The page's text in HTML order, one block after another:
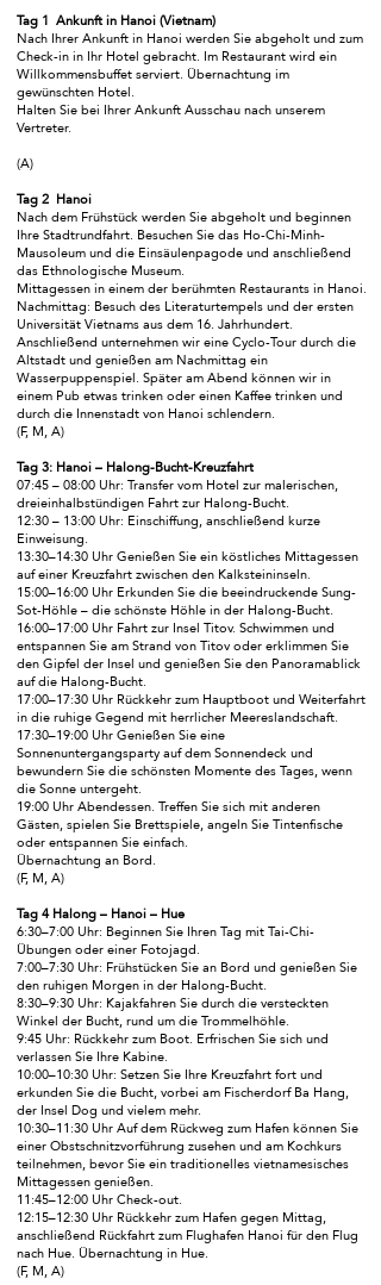
Tag 1 Ankunft in Hanoi (Vietnam)
Nach Ihrer Ankunft in Hanoi werden Sie abgeholt und zum
Check-in in Ihr Hotel gebracht. Im Restaurant wird ein
Willkommensbuffet serviert. Übernachtung im
gewünschten Hotel.
Halten Sie bei Ihrer Ankunft Ausschau nach unserem
Vertreter.
(A)
Tag 2 Hanoi
Nach dem Frühstück werden Sie abgeholt und beginnen
Ihre Stadtrundfahrt. Besuchen Sie das Ho-Chi-Minh-
Mausoleum und die Einsäulenpagode und anschließend
das Ethnologische Museum.
Mittagessen in einem der berühmten Restaurants in Hanoi.
Nachmittag: Besuch des Literaturtempels und der ersten
Universität Vietnams aus dem 16. Jahrhundert.
Anschließend unternehmen wir eine Cyclo-Tour durch die
Altstadt und genießen am Nachmittag ein
Wasserpuppenspiel. Später am Abend können wir in
einem Pub etwas trinken oder einen Kaffee trinken und
durch die Innenstadt von Hanoi schlendern.
(F, M, A)
Tag 3: Hanoi – Halong-Bucht-Kreuzfahrt
07:45 – 08:00 Uhr: Transfer vom Hotel zur malerischen,
dreieinhalbstündigen Fahrt zur Halong-Bucht.
12:30 – 13:00 Uhr: Einschiffung, anschließend kurze
Einweisung.
13:30–14:30 Uhr Genießen Sie ein köstliches Mittagessen
auf einer Kreuzfahrt zwischen den Kalksteininseln.
15:00–16:00 Uhr Erkunden Sie die beeindruckende Sung-
Sot-Höhle – die schönste Höhle in der Halong-Bucht.
16:00–17:00 Uhr Fahrt zur Insel Titov. Schwimmen und
entspannen Sie am Strand von Titov oder erklimmen Sie
den Gipfel der Insel und genießen Sie den Panoramablick
auf die Halong-Bucht.
17:00–17:30 Uhr Rückkehr zum Hauptboot und Weiterfahrt
in die ruhige Gegend mit herrlicher Meereslandschaft.
17:30–19:00 Uhr Genießen Sie eine
Sonnenuntergangsparty auf dem Sonnendeck und
bewundern Sie die schönsten Momente des Tages, wenn
die Sonne untergeht.
19:00 Uhr Abendessen. Treffen Sie sich mit anderen
Gästen, spielen Sie Brettspiele, angeln Sie Tintenfische
oder entspannen Sie einfach.
Übernachtung an Bord.
(F, M, A)
Tag 4 Halong – Hanoi – Hue
6:30–7:00 Uhr: Beginnen Sie Ihren Tag mit Tai-Chi-
Übungen oder einer Fotojagd.
7:00–7:30 Uhr: Frühstücken Sie an Bord und genießen Sie
den ruhigen Morgen in der Halong-Bucht.
8:30–9:30 Uhr: Kajakfahren Sie durch die versteckten
Winkel der Bucht, rund um die Trommelhöhle.
9:45 Uhr: Rückkehr zum Boot. Erfrischen Sie sich und
verlassen Sie Ihre Kabine.
10:00–10:30 Uhr: Setzen Sie Ihre Kreuzfahrt fort und
erkunden Sie die Bucht, vorbei am Fischerdorf Ba Hang,
der Insel Dog und vielem mehr.
10:30–11:30 Uhr Auf dem Rückweg zum Hafen können Sie
einer Obstschnitzvorführung zusehen und am Kochkurs
teilnehmen, bevor Sie ein traditionelles vietnamesisches
Mittagessen genießen.
11:45–12:00 Uhr Check-out.
12:15–12:30 Uhr Rückkehr zum Hafen gegen Mittag,
anschließend Rückfahrt zum Flughafen Hanoi für den Flug
nach Hue. Übernachtung in Hue.
(F, M, A)